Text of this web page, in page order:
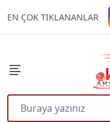
EN ÇOK TIKLANANLAR